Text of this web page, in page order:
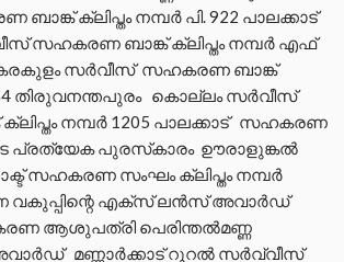
ക്ലിപ്തം നമ്പര്‍ പി. 922 പാലക്കാട്
സഹകരണ ബാങ്ക് ക്ലിപ്തം നമ്പര്‍ എഫ്
കരകുളം സര്‍വീസ് സഹകരണ ബാങ്ക്
തിരുവനന്തപുരം കൊല്ലം സര്‍വീസ്
നമ്പര്‍ 1205 പാലക്കാട് സഹകരണ
പ്രത്യേക പുരസ്‌കാരം ഊരാളുങ്കല്‍
സഹകരണ സംഘം ക്ലിപ്തം നമ്പര്‍
വകുപ്പിന്റെ എക്‌സ് ലന്‍സ് അവാര്‍ഡ്
ആശുപത്രി പെരിന്തല്‍മണ്ണ
മണ്ണാര്‍ക്കാട് റൂറല്‍ സര്‍വ്വീസ്